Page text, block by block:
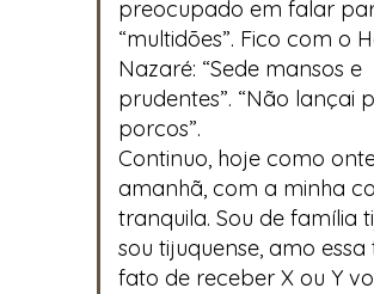
preocupado em falar
“multidões”. Fico com o
Nazaré: “Sede mansos e
prudentes”. “Não lançai
porcos”.
Continuo, hoje como
amanhã, com a minha
tranquila. Sou de família
sou tijuquense, amo
fato de receber X ou Y